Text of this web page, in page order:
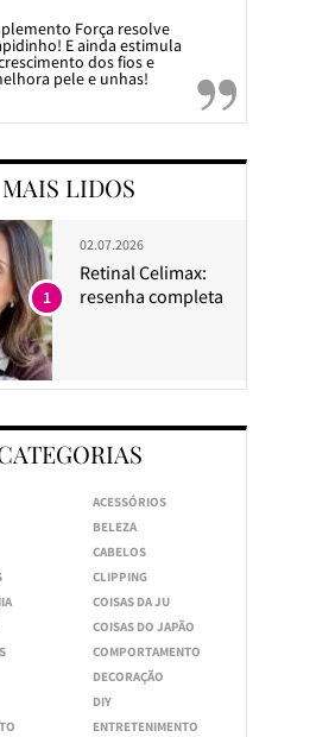
Força resolve
E ainda estimula
dos fios e
pele e unhas!
MAIS LIDOS
02.07.2026
Retinal Celimax:
resenha completa
1
ACESSÓRIOS
BELEZA
CABELOS
CLIPPING
COISAS DA JU
COISAS DO JAPÃO
COMPORTAMENTO
DECORAÇÃO
DIY
ENTRETENIMENTO